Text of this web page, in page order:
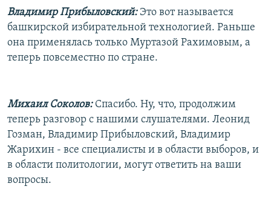
Владимир Прибыловский:Это вот называется
башкирской избирательной технологией. Раньше
она применялась только Муртазой Рахимовым, а
теперь повсеместно по стране.
Михаил Соколов:Спасибо. Ну, что, продолжим
теперь разговор с нашими слушателями. Леонид
Гозман, Владимир Прибыловский, Владимир
Жарихин - все специалисты и в области выборов, и
в области политологии, могут ответить на ваши
вопросы.